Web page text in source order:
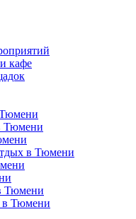
кафе
Тюмени
в Тюмени
Тюмени
в Тюмени